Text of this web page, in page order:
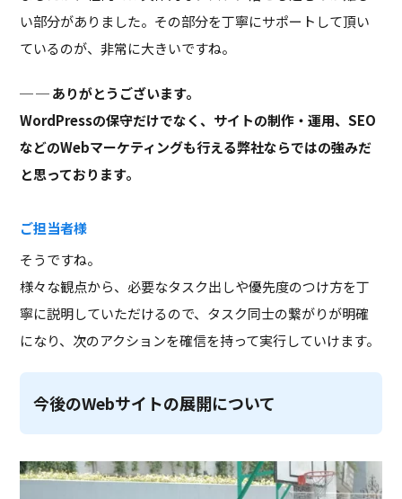
い部分がありました。その部分を丁寧にサポートして頂い
ているのが、非常に大きいですね。
─ ありがとうございます。
WordPressの保守だけでなく、サイトの制作・運用、SEO
などのWebマーケティングも行える弊社ならではの強みだ
と思っております。
ご担当者様
そうですね。
様々な観点から、必要なタスク出しや優先度のつけ方を丁
寧に説明していただけるので、タスク同士の繋がりが明確
になり、次のアクションを確信を持って実行していけます。
今後のWebサイトの展開について